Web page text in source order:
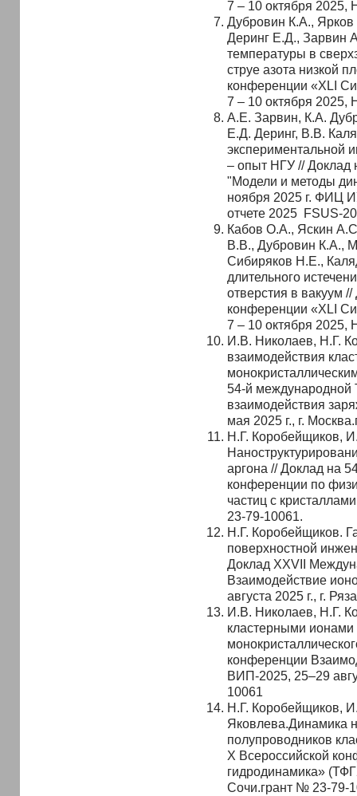
7 – 10 октября
Дубровин К.А.,
Деринг Е.Д., Зарвин
температуры в
струе азота низкой
конференции «XLI
7 – 10 октября
А.Е. Зарвин, К.А.
Е.Д. Деринг, В.В.
экспериментальной
– опыт НГУ // Доклад
"Модели и методы
ноября 2025 г. ФИЦ
отчете 2025 FSUS-
Кабов О.А., Яскин
В.В., Дубровин К.А.,
Сибиряков Н.Е.,
длительного
отверстия в вакуум
конференции «XLI
7 – 10 октября 2025,
И.В. Николаев, Н.Г.
взаимодействия
54-й международной
взаимодействия
мая 2025 г., г.
Н.Г. Коробейщиков,
аргона // Доклад на
конференции по
частиц с
23-79-10061.
Н.Г. Коробейщиков.
поверхностной
Доклад XXVII
Взаимодействие
августа 2025 г., г.
И.В. Николаев, Н.Г.
кластерными ионами
конференции
ВИП-2025, 25–29
10061
Н.Г. Коробейщиков,
Яковлева.Динамика
полупроводников
X Всероссийской
гидродинамика»
Сочи.грант № 23-79-